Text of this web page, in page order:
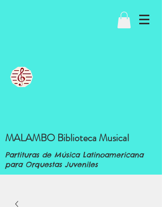
MALAMBO Biblioteca Musical
Partituras de Música Latinoamericana
para Orquestas Juveniles